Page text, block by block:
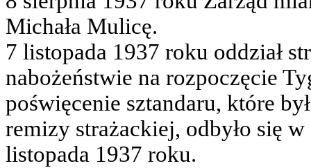
Michała Mulicę.
7 listopada 1937 roku oddział
nabożeństwie na rozpoczęcie
poświęcenie sztandaru, które
remizy strażackiej, odbyło się
listopada 1937 roku.